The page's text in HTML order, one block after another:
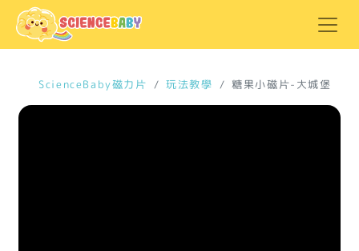
ScienceBaby磁力片 玩法教學 糖果小磁片-大城堡